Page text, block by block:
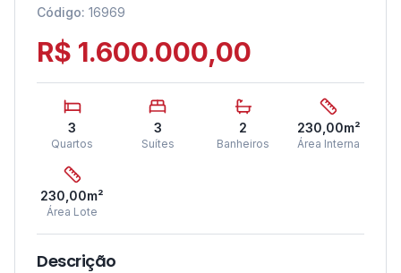
Código: 16969
R$ 1.600.000,00
3
Quartos
3
Suítes
2
Banheiros
230,00m²
Área Interna
230,00m²
Área Lote
Descrição